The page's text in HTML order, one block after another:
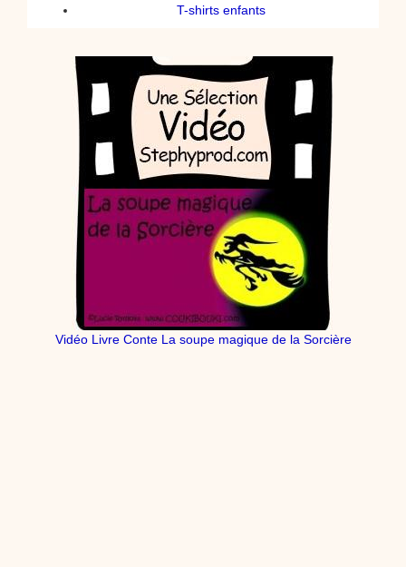
T-shirts enfants
Vidéo Livre Conte La soupe magique de la Sorcière